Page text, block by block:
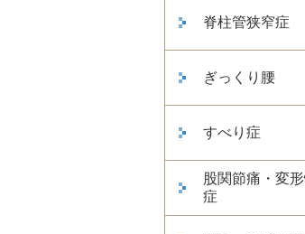
脊柱管狭窄症
ぎっくり腰
すべり症
股関節痛・変
症